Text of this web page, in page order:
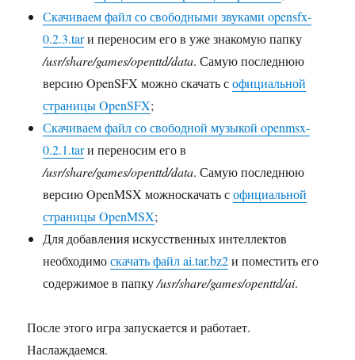
Скачиваем файл со свободными звуками opensfx-
0.2.3.tarи переносим его в уже знакомую папку
/usr/share/games/openttd/data. Самую последнюю
версию OpenSFX можно скачать софициальной
страницы OpenSFX;
Скачиваем файл со свободной музыкой openmsx-
0.2.1.tarи переносим его в
/usr/share/games/openttd/data. Самую последнюю
версию OpenMSX можноскачать софициальной
страницы OpenMSX;
Для добавления искусственных интеллектов
необходимоскачать файл ai.tar.bz2и поместить его
содержимое в папку/usr/share/games/openttd/ai.
После этого игра запускается и работает.
Наслаждаемся.